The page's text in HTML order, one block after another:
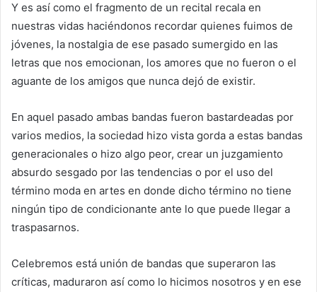
Y es así como el fragmento de un recital recala en
nuestras vidas haciéndonos recordar quienes fuimos de
jóvenes, la nostalgia de ese pasado sumergido en las
letras que nos emocionan, los amores que no fueron o el
aguante de los amigos que nunca dejó de existir.
En aquel pasado ambas bandas fueron bastardeadas por
varios medios, la sociedad hizo vista gorda a estas bandas
generacionales o hizo algo peor, crear un juzgamiento
absurdo sesgado por las tendencias o por el uso del
término moda en artes en donde dicho término no tiene
ningún tipo de condicionante ante lo que puede llegar a
traspasarnos.
Celebremos está unión de bandas que superaron las
críticas, maduraron así como lo hicimos nosotros y en ese